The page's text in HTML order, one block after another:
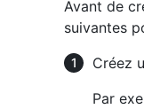
Avant de
suivantes
Créez
Par